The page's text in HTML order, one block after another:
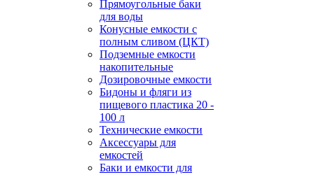
Прямоугольные баки
для воды
Конусные емкости с
полным сливом (ЦКТ)
Подземные емкости
накопительные
Дозировочные емкости
Бидоны и фляги из
пищевого пластика 20 -
100 л
Технические емкости
Аксессуары для
емкостей
Баки и емкости для